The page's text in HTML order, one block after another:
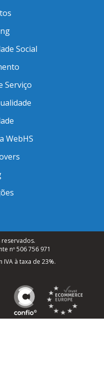
Social
Serviço
WebHS
nº 506 756 971
à taxa de 23%.